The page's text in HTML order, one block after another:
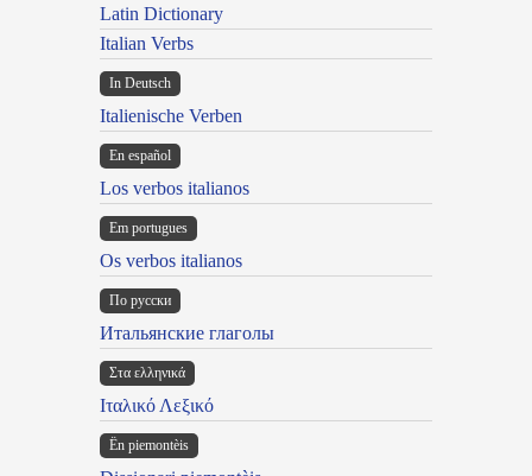
Latin Dictionary
Italian Verbs
In Deutsch
Italienische Verben
En español
Los verbos italianos
Em portugues
Os verbos italianos
По русски
Итальянские глаголы
Στα ελληνικά
Ιταλικό Λεξικό
Ën piemontèis